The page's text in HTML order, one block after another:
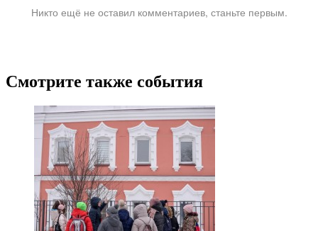
Никто ещё не оставил комментариев, станьте первым.
Смотрите также события